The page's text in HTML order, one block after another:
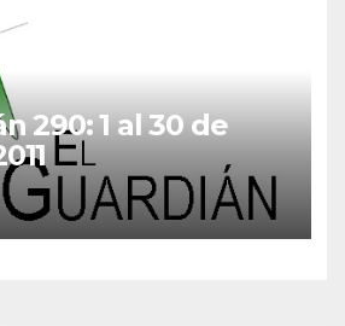
290: 1 al 30 de